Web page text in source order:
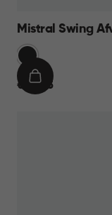
Mistral Swing
Zwart
€
€ 23,95
IN